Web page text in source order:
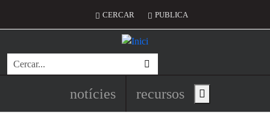
Menú del compte d'usuari
CERCAR PUBLICA
Cerca
Navegació principal de
notícies recursos Show main menu